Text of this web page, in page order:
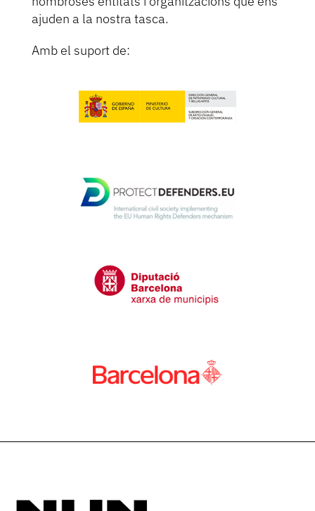
ajuden a la nostra tasca.
Amb el suport de: